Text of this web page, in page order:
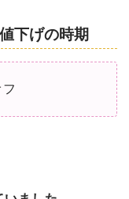
下げの時期